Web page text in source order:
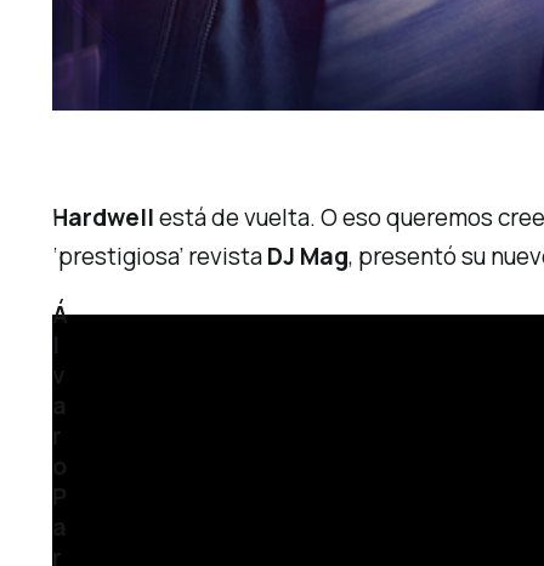
Hardwellestá de vuelta. O eso queremos
‘prestigiosa’ revistaDJ Mag, presentó su
Á
l
v
a
r
o
P
a
r